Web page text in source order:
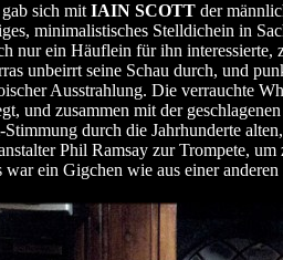
sich mit IAIN SCOTTder
minimalistisches Stelldichein in
nur ein Häuflein für ihn interessierte,
unbeirrt seine Schau durch, und
Ausstrahlung. Die verrauchte
und zusammen mit der
durch die Jahrhunderte
Phil Ramsay zur Trompete,
war ein Gigchen wie aus einer